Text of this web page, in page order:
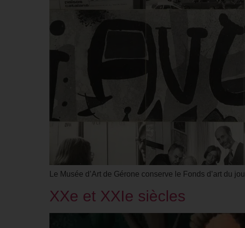
Le Musée d’Art de Gérone conserve le Fonds d’art du
XXe et XXIe siècles